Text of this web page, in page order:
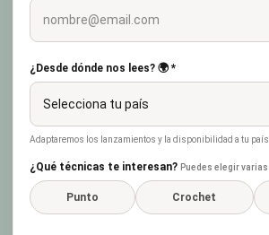
¿Desde dónde nos lees? 🌍 *
Adaptaremos los lanzamientos y la disponibilidad a tu país.
¿Qué técnicas te interesan? Puedes elegir varias
Punto Crochet